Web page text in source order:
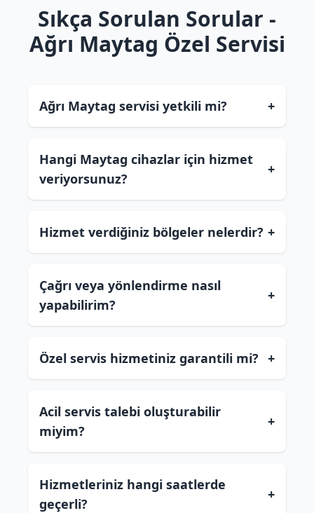
Sıkça Sorulan Sorular -
Ağrı Maytag Özel Servisi
Ağrı Maytag servisi yetkili mi? +
Hangi Maytag cihazlar için hizmet
veriyorsunuz?
+
Hizmet verdiğiniz bölgeler nelerdir? +
Çağrı veya yönlendirme nasıl
yapabilirim?
+
Özel servis hizmetiniz garantili mi? +
Acil servis talebi oluşturabilir
miyim?
+
Hizmetleriniz hangi saatlerde
geçerli?
+